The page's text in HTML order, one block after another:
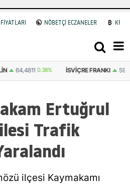
NÖBETÇİ ECZANELER
FRANKI 59,1179 0.82% BITCOIN
Ertuğrul
Trafik
ilçesi Kaymakamı